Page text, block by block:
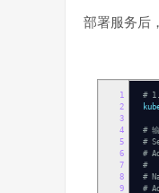
部署服务后
1
2
3
4
5
6
7
8
9
# 1.
#
#
#
#
#
#